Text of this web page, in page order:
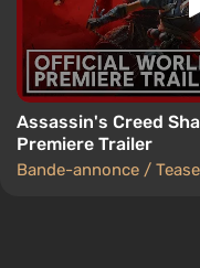
Assassin's Creed
Premiere Trailer
Bande-annonce /